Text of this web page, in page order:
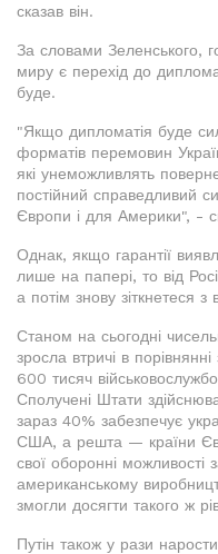
сказав він.
За словами Зеленського,
миру є перехід до
буде.
"Якщо дипломатія буде
форматів перемовин
які унеможливлять
постійний справедливий
Європи і для Америки", -
Однак, якщо гарантії
лише на папері, то від
а потім знову зіткнетеся з
Станом на сьогодні
зросла втричі в
600 тисяч
Сполучені Штати
зараз 40% забезпечує
США, а решта — країни
свої оборонні можливості
американському
змогли досягти такого ж
Путін також у рази